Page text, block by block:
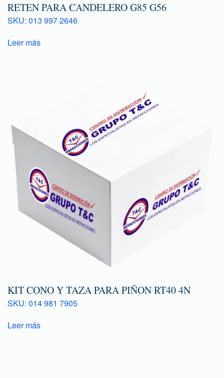
RETEN PARA CANDELERO G85 G56
SKU: 013 997 2646
Leer más
KIT CONO Y TAZA PARA PIÑON RT40 4N
SKU: 014 981 7905
Leer más